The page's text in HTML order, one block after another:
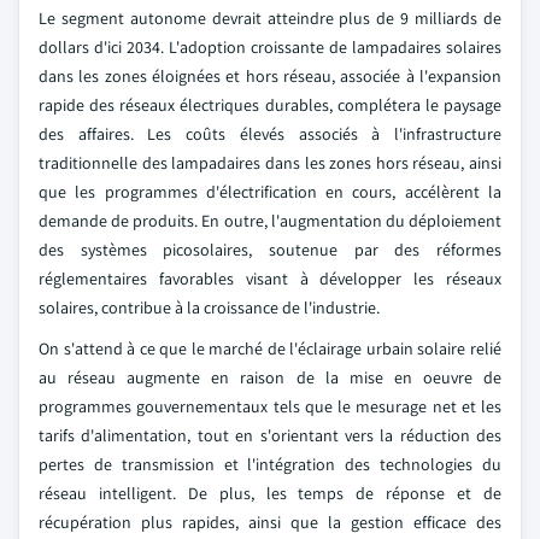
Le segment autonome devrait atteindre plus de 9 milliards de
dollars d'ici 2034. L'adoption croissante de lampadaires solaires
dans les zones éloignées et hors réseau, associée à l'expansion
rapide des réseaux électriques durables, complétera le paysage
des affaires. Les coûts élevés associés à l'infrastructure
traditionnelle des lampadaires dans les zones hors réseau, ainsi
que les programmes d'électrification en cours, accélèrent la
demande de produits. En outre, l'augmentation du déploiement
des systèmes picosolaires, soutenue par des réformes
réglementaires favorables visant à développer les réseaux
solaires, contribue à la croissance de l'industrie.
On s'attend à ce que le marché de l'éclairage urbain solaire relié
au réseau augmente en raison de la mise en oeuvre de
programmes gouvernementaux tels que le mesurage net et les
tarifs d'alimentation, tout en s'orientant vers la réduction des
pertes de transmission et l'intégration des technologies du
réseau intelligent. De plus, les temps de réponse et de
récupération plus rapides, ainsi que la gestion efficace des